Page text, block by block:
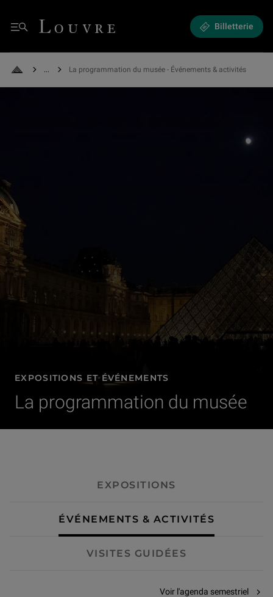
Menu
Louvre - Retour à l'accueil Billetterie
Retour à l'accueil
See all breadcrumbs
La programmation du musée - Événements & activités
EXPOSITIONS ET ÉVÉNEMENTS
La programmation du musée
EXPOSITIONS
ÉVÉNEMENTS & ACTIVITÉS
VISITES GUIDÉES
Voir l'agenda semestriel